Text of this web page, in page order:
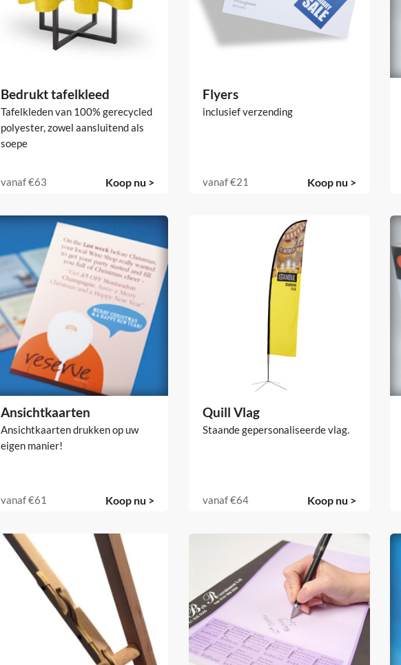
Bedrukt tafelkleed
Tafelkleden van 100% gerecycled
polyester, zowel aansluitend als
soepe
vanaf€63 Koop nu >
Flyers
inclusief verzending
vanaf€21 Koop nu >
Ansichtkaarten
Ansichtkaarten drukken op uw
eigen manier!
vanaf€61 Koop nu >
Quill Vlag
Staande gepersonaliseerde vlag.
vanaf€64 Koop nu >